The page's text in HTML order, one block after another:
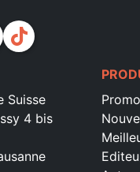
tiktok
Suisse
4 bis